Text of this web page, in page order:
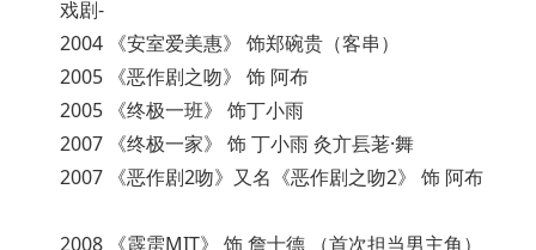
戏剧-
2004 《安室爱美惠》 饰郑碗贵（客串）
2005 《恶作剧之吻》 饰 阿布
2005 《终极一班》 饰丁小雨
2007 《终极一家》 饰 丁小雨 灸亣镸荖·舞
2007 《恶作剧2吻》又名《恶作剧之吻2》 饰 阿布
2008 《霹雳MIT》 饰 詹士德 （首次担当男主角）